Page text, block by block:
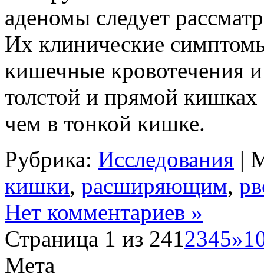
аденомы следует
Их клинические
кишечные кровотечения
толстой и прямой
чем в тонкой кишке.
Рубрика: Исследования |
кишки, расширяющим,
Нет комментариев »
Страница 1 из 2412345»
Мета